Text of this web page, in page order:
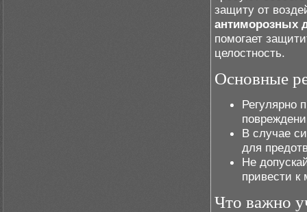
защиту от
антиморозных
помогает
целостность.
Основные
Регулярно
В случае
для
Не
привести к
Что важно